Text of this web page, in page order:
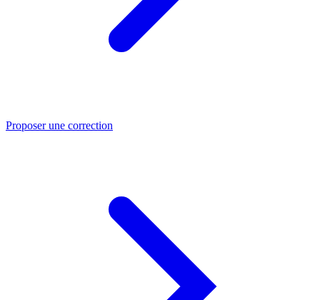
Proposer une correction